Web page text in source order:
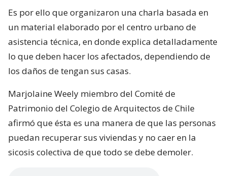
Es por ello que organizaron una charla basada en
un material elaborado por el centro urbano de
asistencia técnica, en donde explica detalladamente
lo que deben hacer los afectados, dependiendo de
los daños de tengan sus casas.
Marjolaine Weely miembro del Comité de
Patrimonio del Colegio de Arquitectos de Chile
afirmó que ésta es una manera de que las personas
puedan recuperar sus viviendas y no caer en la
sicosis colectiva de que todo se debe demoler.